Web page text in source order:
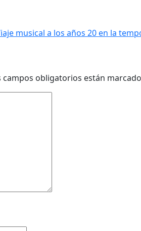
musical a los años 20 en la
campos obligatorios están